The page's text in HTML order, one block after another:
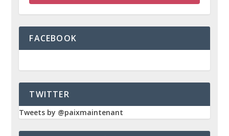
FACEBOOK
TWITTER
Tweets by @paixmaintenant